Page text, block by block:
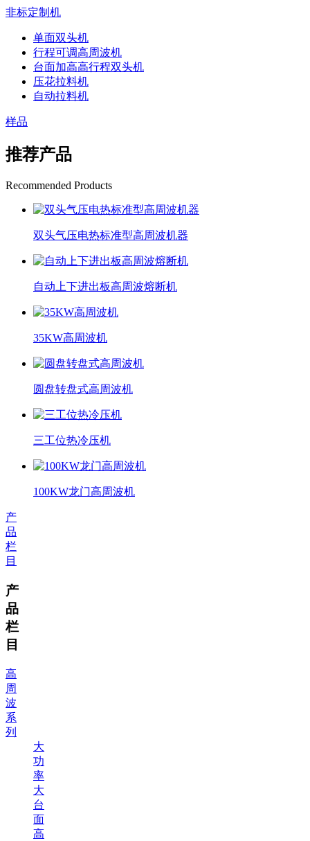
非标定制机
单面双头机
行程可调高周波机
台面加高高行程双头机
压花拉料机
自动拉料机
样品
推荐产品
Recommended Products
双头气压电热标准型高周波机器
自动上下进出板高周波熔断机
35KW高周波机
圆盘转盘式高周波机
三工位热冷压机
100KW龙门高周波机
产
品
栏
目
产
品
栏
目
高
周
波
系
列
大
功
率
大
台
面
高